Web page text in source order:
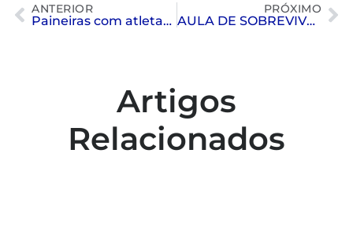
ANTERIOR
Paineiras com atletas e técnicos convocados para a Seleção Brasileira de Polo Aquático
PRÓXIMO
AULA DE SOBREVIVÊNCIA – Natação Kids
Artigos
Relacionados